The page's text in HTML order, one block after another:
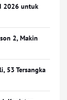
2026 untuk
2, Makin
53 Tersangka